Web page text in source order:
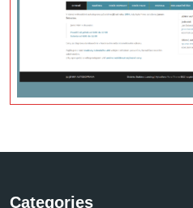
Categories